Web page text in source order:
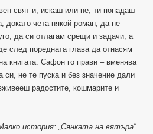
свят и, искаш или не, ти попадаш
докато чета някой роман, да не
да си отлагам срещи и задачи, а
след поредната глава да отнасям
книгата. Сафон го прави – вменява
си, не те пуска и без значение дали
радостите, кошмарите и
история: „Сянката на вятъра“